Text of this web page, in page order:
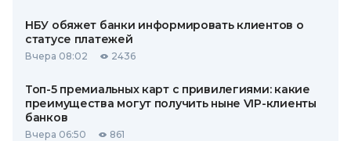
НБУ обяжет банки информировать клиентов о
статусе платежей
Вчера 08:02 2436
Топ-5 премиальных карт с привилегиями: какие
преимущества могут получить ныне VIP-клиенты
банков
Вчера 06:50 861